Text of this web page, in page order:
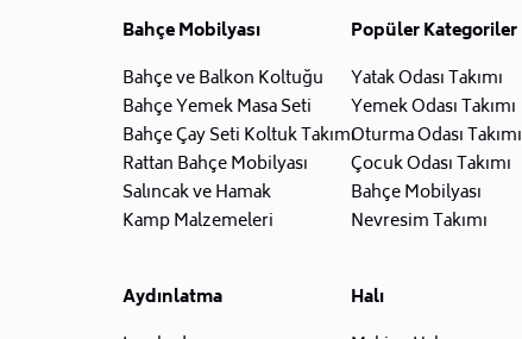
Bahçe Mobilyası
Bahçe ve Balkon Koltuğu
Bahçe Yemek Masa Seti
Bahçe Çay Seti Koltuk Takımı
Rattan Bahçe Mobilyası
Salıncak ve Hamak
Kamp Malzemeleri
Popüler Kategoriler
Yatak Odası Takımı
Yemek Odası Takımı
Oturma Odası Takımı
Çocuk Odası Takımı
Bahçe Mobilyası
Nevresim Takımı
Aydınlatma
Halı